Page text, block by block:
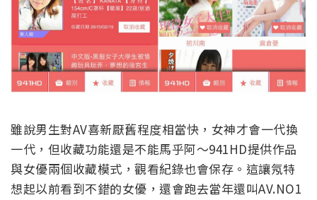
雖說男生對AV喜新厭舊程度相當快，女神才會一代換
一代，但收藏功能還是不能馬乎阿～941HD提供作品
與女優兩個收藏模式，觀看紀錄也會保存。這讓氖特
想起以前看到不錯的女優，還會跑去當年還叫AV.NO1